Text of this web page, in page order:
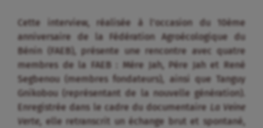
Cette interview, réalisée à l’occasion du 10ème
anniversaire de la Fédération Agroécologique du
Bénin (FAEB), présente une rencontre avec quatre
membres de la FAEB : Mére Jah, Pére Jah et René
Segbenou (membres fondateurs), ainsi que Tanguy
Gnikobou (représentant de la nouvelle génération).
Enregistrée dans le cadre du documentaire La Veine
Verte, elle retranscrit un échange brut et spontané,